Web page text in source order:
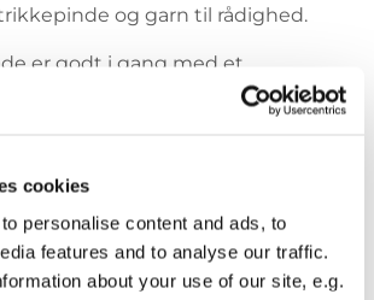
cookies
personalise content and ads, to
features and to analyse our traffic.
about your use of our site, e.g.
og garn til rådighed.
er godt i gang med et
så er du selvfølgelig også
Det er kl. 19.00 og koster £6 pr.
beboere og £7 pr. person for